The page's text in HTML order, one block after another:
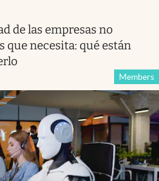
de las empresas no
que necesita: qué están
Members